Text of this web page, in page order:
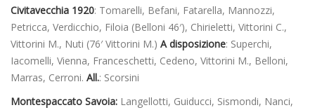
Civitavecchia 1920: Tomarelli, Befani, Fatarella, Mannozzi,
Petricca, Verdicchio, Filoia (Belloni 46′), Chirieletti, Vittorini C.,
Vittorini M., Nuti (76′ Vittorini M.) A disposizione: Superchi,
Iacomelli, Vienna, Franceschetti, Cedeno, Vittorini M., Belloni,
Marras, Cerroni. All.: Scorsini
Montespaccato Savoia: Langellotti, Guiducci, Sismondi, Nanci,